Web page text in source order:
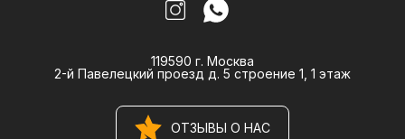
119590 г. Москва
2-й Павелецкий проезд д. 5 строение 1, 1 этаж
ОТЗЫВЫ О НАС